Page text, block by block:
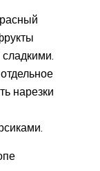
нарезки